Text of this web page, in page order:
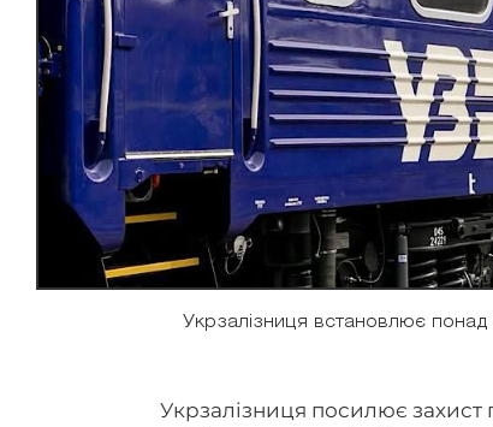
Укрзалізниця встановлює
Укрзалізниця посилює захист